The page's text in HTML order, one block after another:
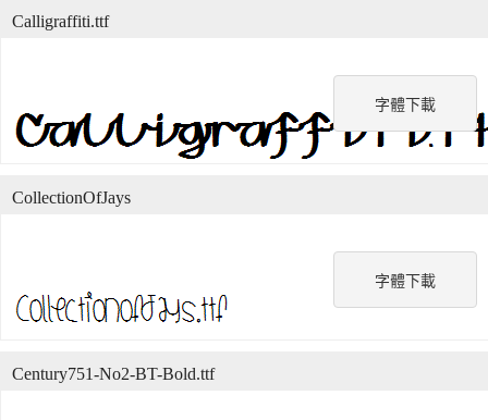
字體下載
Calligraffiti.ttf
字體下載
CollectionOfJays
Century751-No2-BT-Bold.ttf